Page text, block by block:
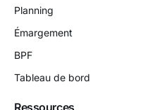
Planning
Émargement
BPF
Tableau de bord